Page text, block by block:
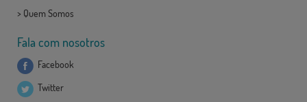
> Quem Somos
Fala com nosotros
Facebook
Twitter